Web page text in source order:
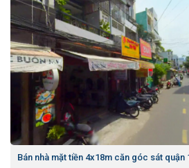
Bán nhà mặt tiền 4x18m căn góc sát quận